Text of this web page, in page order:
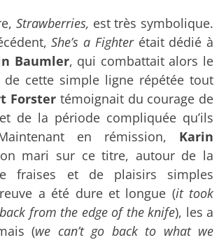
Strawberries, est très symbolique.
She’s a Fighterétait dédié à
Baumler, qui combattait alors le
de cette simple ligne répétée tout
Forster témoignait du courage de
de la période compliquée qu’ils
en rémission, Karin
mari sur ce titre, autour de la
fraises et de plaisirs simples
a été dure et longue (it took
from the edge of the knife), les a
(we can’t go back to what we